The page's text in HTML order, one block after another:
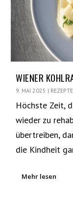
WIENER
9. MAI 2025 | REZEPTE
Höchste Zeit,
wieder zu
übertreiben,
die Kindheit
Mehr lesen